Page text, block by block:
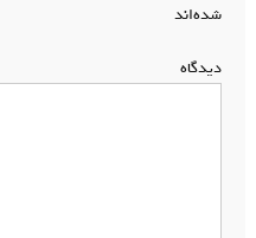
شده‌اند
دیدگاه